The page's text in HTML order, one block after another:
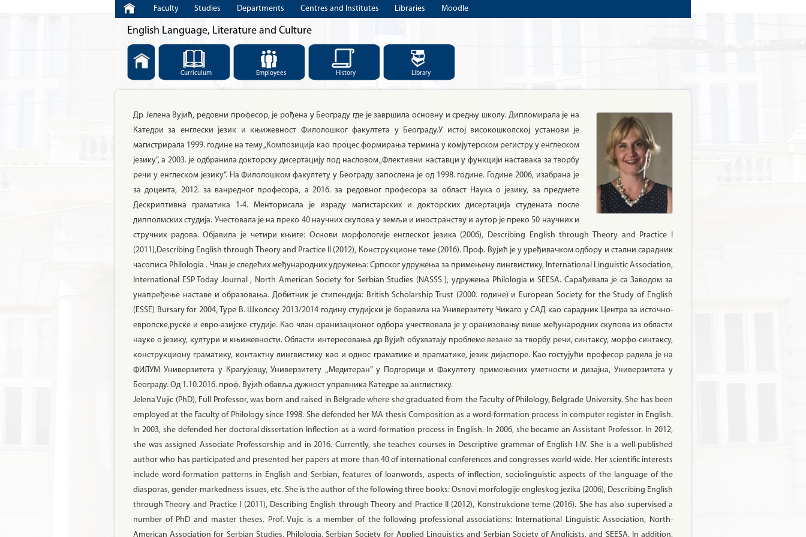
Faculty Studies Departments Centres and Institutes Libraries Moodle
English Language, Literature and Culture
Curriculum Employees History Library
Др Јелена Вујић, редовни професор, је рођена у Београду где је завршила основну и средњу школу. Дипломирала је на
Катедри за енглески језик и књижевност Филолошког факултета у Београду.У истој високошколској установи је
магистрирала 1999. године на тему „Композиција као процес формирања термина у комјутерском регистру у енглеском
језику“, а 2003. је одбранила докторску дисертацију под насловом „Флективни наставци у функцији наставака за творбу
речи у енглеском језику“. На Филолошком факултету у Београду запослена је од 1998. године. Године 2006, изабрана је
за доцента, 2012. за ванредног професора, а 2016. за редовног професора за област Наука о језику, за предмете
Дескриптивна граматика 1-4. Менторисала је израду магистарских и докторских дисертација студената после
дипполмских студија. Учестовала је на преко 40 научних скупова у земљи и иностранству и аутор је преко 50 научних и
стручних радова. Објавила је четири књиге: Основи морфологије енглеског језика (2006), Describing English through Theory and Practice I
(2011),Describing English through Theory and Practice II (2012), Конструкционе теме (2016). Проф. Вујић је у уређивачком одбору и стални сарадник
часописа Philologia . Члан је следећих међународних удружења: Српског удружења за примењену лингвистику, International Linguistic Association,
International ESP Today Journal , North American Society for Serbian Studies (NASSS ), удружења Philologia и SEESA. Сарађивала је са Заводом за
унапређење наставе и образовања. Добитник је стипендија: British Scholarship Trust (2000. године) и European Society for the Study of English
(ESSE) Bursary for 2004, Type B. Школску 2013/2014 годину студијски је боравила на Универзитету Чикаго у САД као сарадник Центра за источно-
европске,руске и евро-азијске студије. Као члан оранизационог одбора учествовала је у оранизовању више међународних скупова из области
науке о језику, култури и књижевности. Области интересовања др Вујић обухватају проблеме везане за творбу речи, синтаксу, морфо-синтаксу,
конструкциону граматику, контактну лингвистику као и однос граматике и прагматике, jeзик дијаспоре. Као гостујући професор радила је на
ФИЛУМ Универзитета у Крагујевцу, Универзитету ,,Медитеран” у Подгорици и Факултету примењених уметности и дизајна, Универзитета у
Београду. Од 1.10.2016. проф. Вујић обавља дужност управника Катедре за англистику.
Jelena Vujic (PhD), Full Professor, was born and raised in Belgrade where she graduated from the Faculty of Philology, Belgrade University. She has been
employed at the Faculty of Philology since 1998. She defended her MA thesis Composition as a word-formation process in computer register in English.
In 2003, she defended her doctoral dissertation Inflection as a word-formation process in English. In 2006, she became an Assistant Professor. In 2012,
she was assigned Associate Professorship and in 2016. Currently, she teaches courses in Descriptive grammar of English I-IV. She is a well-published
author who has participated and presented her papers at more than 40 of international conferences and congresses world-wide. Her scientific interests
include word-formation patterns in English and Serbian, features of loanwords, aspects of inflection, sociolinguistic aspects of the language of the
diasporas, gender-markedness issues, etc. She is the author of the following three books: Osnovi morfologije engleskog jezika (2006), Describing English
through Theory and Practice I (2011), Describing English through Theory and Practice II (2012), Konstrukcione teme (2016). She has also supervised a
number of PhD and master theses. Prof. Vujic is a member of the following professional associations: International Linguistic Association, North-
American Association for Serbian Studies, Philologia, Serbian Society for Applied Linguistics and Serbian Society of Anglicists, and SEESA. In addition,